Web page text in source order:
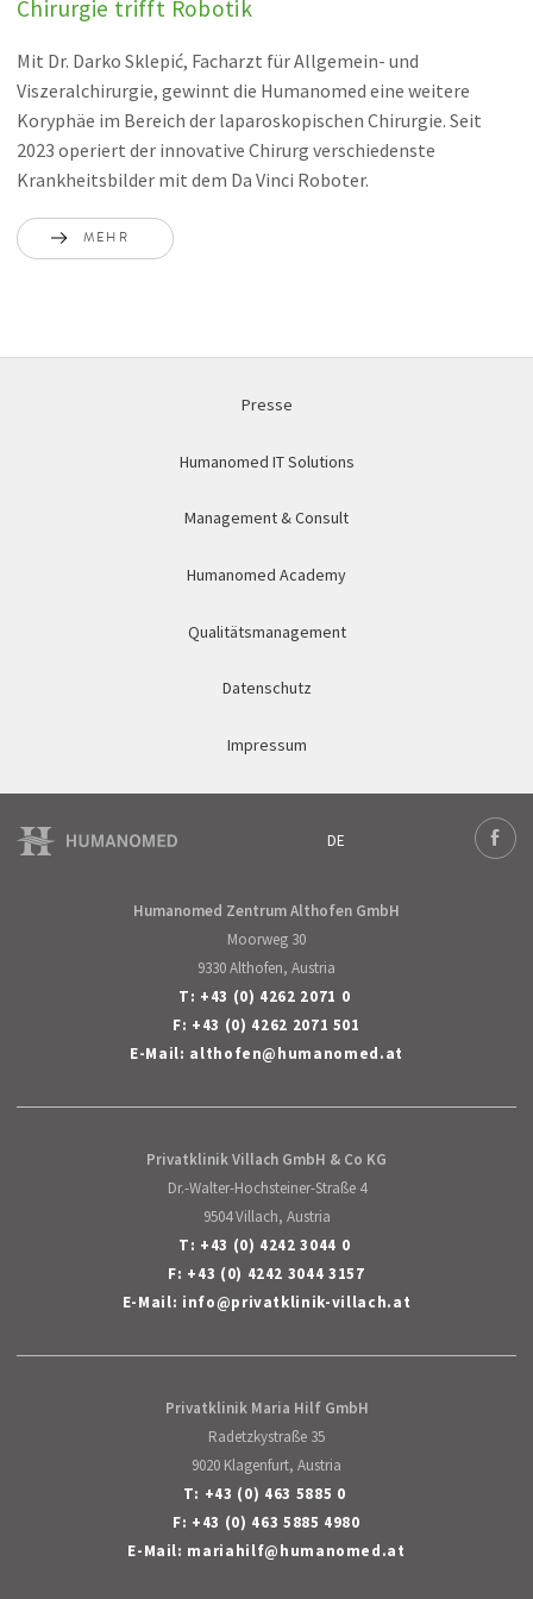
Chirurgie trifft Robotik
Mit Dr. Darko Sklepić, Facharzt für Allgemein- und
Viszeralchirurgie, gewinnt die Humanomed eine weitere
Koryphäe im Bereich der laparoskopischen Chirurgie. Seit
2023 operiert der innovative Chirurg verschiedenste
Krankheitsbilder mit dem Da Vinci Roboter.
MEHR
Presse
Humanomed IT Solutions
Management & Consult
Humanomed Academy
Qualitätsmanagement
Datenschutz
Impressum
DE
Deutsch
Humanomed Zentrum Althofen GmbH
Moorweg 30
9330 Althofen, Austria
T: +43 (0) 4262 2071 0
F: +43 (0) 4262 2071 501
E-Mail: althofen@humanomed.at
Privatklinik Villach GmbH & Co KG
Dr.-Walter-Hochsteiner-Straße 4
9504 Villach, Austria
T: +43 (0) 4242 3044 0
F: +43 (0) 4242 3044 3157
E-Mail: info@privatklinik-villach.at
Privatklinik Maria Hilf GmbH
Radetzkystraße 35
9020 Klagenfurt, Austria
T: +43 (0) 463 5885 0
F: +43 (0) 463 5885 4980
E-Mail: mariahilf@humanomed.at